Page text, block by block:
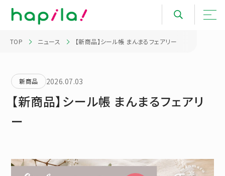
TOP ニュース 【新商品】シール帳 まんまるフェアリー
新商品 2026.07.03
【新商品】シール帳 まんまるフェアリ
ー